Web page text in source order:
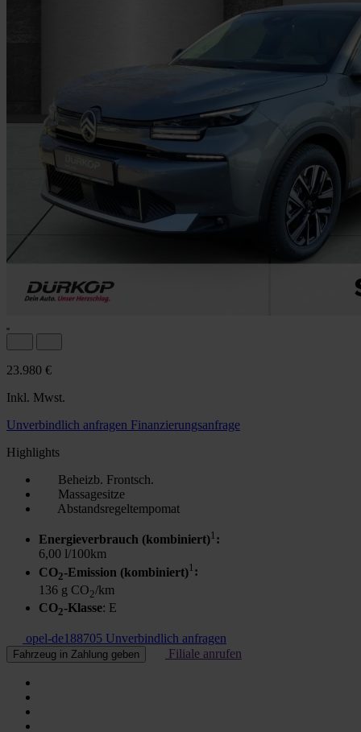
23.980 €
Inkl. Mwst.
Unverbindlich anfragen Finanzierungsanfrage
Highlights
Beheizb. Frontsch.
Massagesitze
Abstandsregeltempomat
Energieverbrauch (kombiniert)1 :
6,00 l/100km
CO2-Emission (kombiniert)1 :
136 g CO2/km
CO2-Klasse: E
opel-de188705 Unverbindlich anfragen
Fahrzeug in Zahlung geben Filiale anrufen